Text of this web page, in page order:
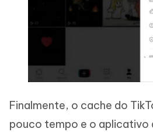
Finalmente, o cache do
pouco tempo e o aplicativo